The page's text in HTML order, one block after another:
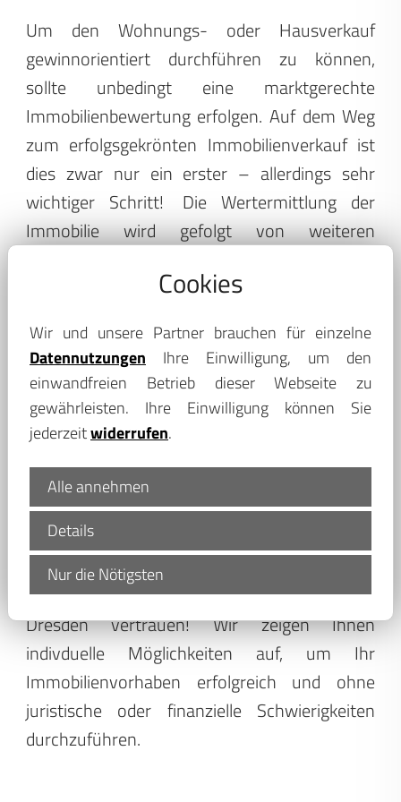
Um den Wohnungs- oder Hausverkauf
gewinnorientiert durchführen zu können,
sollte unbedingt eine marktgerechte
Immobilienbewertung erfolgen. Auf dem Weg
zum erfolgsgekrönten Immobilienverkauf ist
dies zwar nur ein erster – allerdings sehr
wichtiger Schritt!
Die Wertermittlung der
Immobilie wird gefolgt von weiteren
Unterstützung durch einen markterfahrenen
lassen. Hierzu gehören zum Beispiel das
Erstellen professioneller Objekt-Exposés sowie
die Beschaffung wichtiger Dokumente für die
notarielle Übergabe der Immobilie an den
Aufgaben mehr.
Bevor Sie alles unter Wert zu verkaufen,
sollten Sie auf die Kompetenz unserer Makler
für Immobilien bei Waltmann Immobilien aus
Dresden vertrauen! Wir zeigen Ihnen
indivduelle Möglichkeiten auf, um Ihr
Immobilienvorhaben erfolgreich und ohne
juristische oder finanzielle Schwierigkeiten
durchzuführen.
Cookies
Wir und unsere Partner brauchen für einzelne
Datennutzungen Ihre Einwilligung, um den
einwandfreien Betrieb dieser Webseite zu
gewährleisten. Ihre Einwilligung können Sie
jederzeitwiderrufen.
Alle annehmen
Details
Nur die Nötigsten